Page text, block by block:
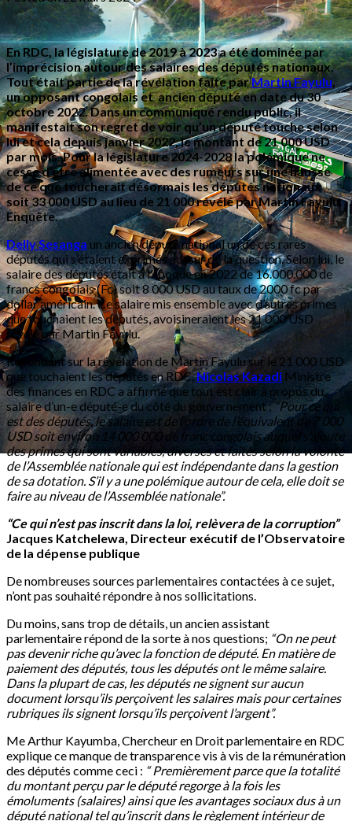
En RDC, la législature de 2019 à 2023 a été dominée par
l’imprécision autour des salaires des députés nationaux.
Tout était partie de la révélation faite parMartin Fayulu,
un opposant congolais et ancien député en date du 30
octobre 2022. Dans un communiqué rendu public, il
manifestait son regret de voir qu’un député touche selon
lui et cela depuis janvier 2022, le montant de 21 000 USD
par mois. Pour la législature 2024-2028 la polémique ne
cesse d’être alimentée avec des rumeurs sur une hausse
de ce que toucherait désormais les députés nationaux
soit 33 000 USD au lieu de 21 000 révélé par Martin Fayulu.
Enquête.
Delly Sesanga un ancien député national un de ces rares
députés qui s’étaient exprimés autour de la question. Selon lui, le
salaire des députés était à l’époque en 2022 de 16.000.000 de
francs congolais (Fc) soit 8 000 USD au taux de 2000 fc par
dollar américain. Ce salaire mis ensemble avec d’autres primes
que touchaient les députés, avoisineraient les 21 000 USD
révélé par Martin Fayulu.
Répondant sur la révélation de Martin Fayulu sur le 21 000 USD
que touchaient les députés en RDC,Nicolas Kazadi Ministre
des finances en RDC a affirmé que tout est clair à propos du
salaire d’un-e député-e du côté du gouvernement ;“Pour ce qui
est des députés, le salaire est de l’ordre de l’équivalent de 7 000
USD soit environ 14 000 000 de franc congolais auquel s’ajoute
des primes qui sont variables, diverses et faites selon la volonté
de l’Assemblée nationale qui est indépendante dans la gestion
de sa dotation. S’il y a une polémique autour de cela, elle doit se
faire au niveau de l’Assemblée nationale”.
“Ce qui n’est pas inscrit dans la loi, relèvera de la corruption”
Jacques Katchelewa, Directeur exécutif de l’Observatoire
de la dépense publique
De nombreuses sources parlementaires contactées à ce sujet,
n’ont pas souhaité répondre à nos sollicitations.
Du moins, sans trop de détails, un ancien assistant
parlementaire répond de la sorte à nos questions; “On ne peut
pas devenir riche qu’avec la fonction de député. En matière de
paiement des députés, tous les députés ont le même salaire.
Dans la plupart de cas, les députés ne signent sur aucun
document lorsqu’ils perçoivent les salaires mais pour certaines
rubriques ils signent lorsqu’ils perçoivent l’argent”.
Me Arthur Kayumba, Chercheur en Droit parlementaire en RDC
explique ce manque de transparence vis à vis de la rémunération
des députés comme ceci : “ Premièrement parce que la totalité
du montant perçu par le député regorge à la fois les
émoluments (salaires) ainsi que les avantages sociaux dus à un
député national tel qu’inscrit dans le règlement intérieur de